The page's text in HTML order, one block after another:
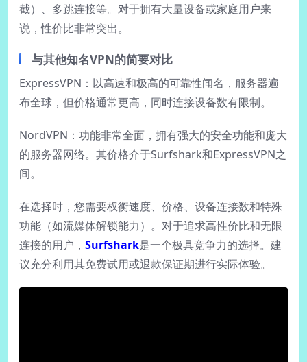
截）、多跳连接等。对于拥有大量设备或家庭用户来
说，性价比非常突出。
与其他知名VPN的简要对比
ExpressVPN：以高速和极高的可靠性闻名，服务器遍
布全球，但价格通常更高，同时连接设备数有限制。
NordVPN：功能非常全面，拥有强大的安全功能和庞大
的服务器网络。其价格介于Surfshark和ExpressVPN之
间。
在选择时，您需要权衡速度、价格、设备连接数和特殊
功能（如流媒体解锁能力）。对于追求高性价比和无限
连接的用户， Surfshark是一个极具竞争力的选择。建
议充分利用其免费试用或退款保证期进行实际体验。